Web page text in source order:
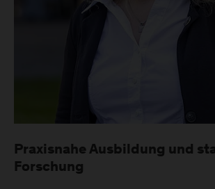
Praxisnahe Ausbildung und
Forschung